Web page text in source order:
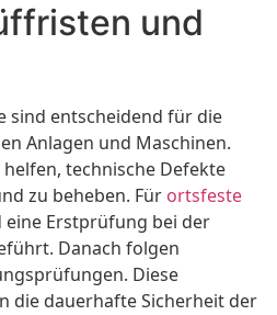
und
sind entscheidend für die
Anlagen und Maschinen.
technische Defekte
zu beheben. Für ortsfeste
Erstprüfung bei der
Danach folgen
Diese
die dauerhafte Sicherheit der